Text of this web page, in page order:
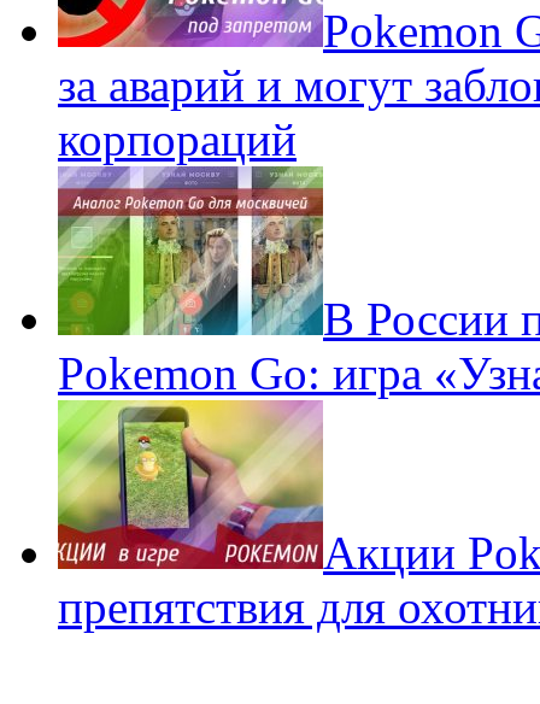
Pokеmon
за аварий и могут
корпораций
В России
Pokemon Go: игра
Акции
препятствия для